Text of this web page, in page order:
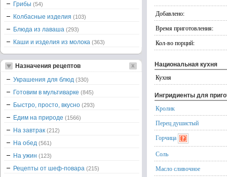
Добавлено:
Время приготовления:
Кол-во порций:
Национальная кухня
Кухня
Ингридиенты для
Кролик
Перец душистый
Горчица
Соль
Масло сливочное
Грибы (54)
Колбасные изделия (103)
Блюда из лаваша (293)
Каши и изделия из молока (363)
Назначения рецептов
Украшения для блюд (330)
Готовим в мультиварке (845)
Быстро, просто, вкусно (293)
Едим на природе (1566)
На завтрак (212)
На обед (561)
На ужин (123)
Рецепты от шеф-повара (215)